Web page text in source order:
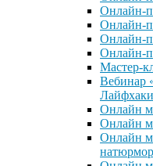
Онлайн-
Онлайн-
Онлайн-
Онлайн-
Мастер-
Вебинар
Онлайн
Онлайн
Онлайн